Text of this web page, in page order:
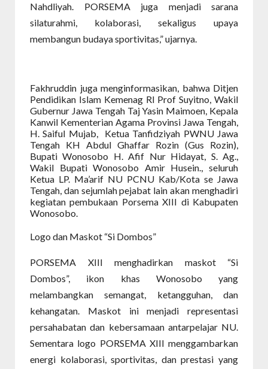
Nahdliyah. PORSEMA juga menjadi sarana
silaturahmi, kolaborasi, sekaligus upaya
membangun budaya sportivitas,” ujarnya.
Fakhruddin juga menginformasikan, bahwa Ditjen
Pendidikan Islam Kemenag RI Prof Suyitno, Wakil
Gubernur Jawa Tengah Taj Yasin Maimoen, Kepala
Kanwil Kementerian Agama Provinsi Jawa Tengah,
H. Saiful Mujab, Ketua Tanfidziyah PWNU Jawa
Tengah KH Abdul Ghaffar Rozin (Gus Rozin),
Bupati Wonosobo H. Afif Nur Hidayat, S. Ag.,
Wakil Bupati Wonosobo Amir Husein., seluruh
Ketua LP. Ma’arif NU PCNU Kab/Kota se Jawa
Tengah, dan sejumlah pejabat lain akan menghadiri
kegiatan pembukaan Porsema XIII di Kabupaten
Wonosobo.
Logo dan Maskot “Si Dombos”
PORSEMA XIII menghadirkan maskot “Si
Dombos”, ikon khas Wonosobo yang
melambangkan semangat, ketangguhan, dan
kehangatan. Maskot ini menjadi representasi
persahabatan dan kebersamaan antarpelajar NU.
Sementara logo PORSEMA XIII menggambarkan
energi kolaborasi, sportivitas, dan prestasi yang